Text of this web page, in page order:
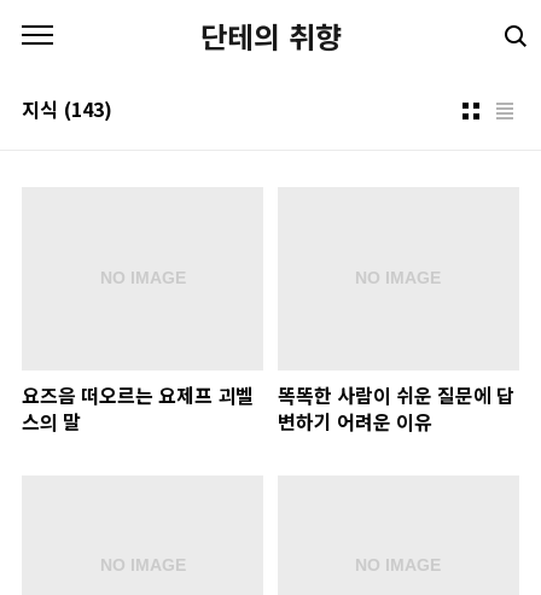
단테의 취향
지식 (143)
요즈음 떠오르는 요제프 괴벨
스의 말
똑똑한 사람이 쉬운 질문에 답
변하기 어려운 이유